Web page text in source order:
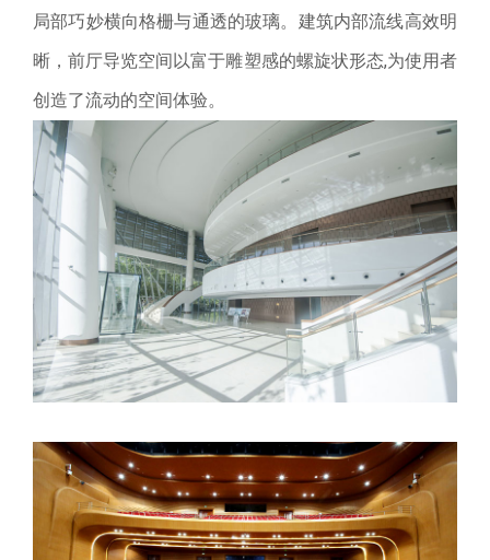
局部巧妙横向格栅与通透的玻璃。建筑内部流线高效明
晰，前厅导览空间以富于雕塑感的螺旋状形态,为使用者
创造了流动的空间体验。